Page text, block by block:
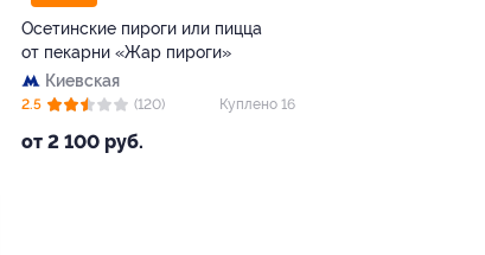
Осетинские пироги или пицца
от пекарни «Жар пироги»
Киевская
от 2 100 руб.
2.5 (120) Куплено 16